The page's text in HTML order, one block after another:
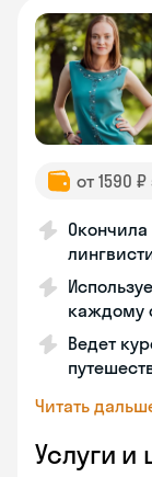
от 1590
каждому
Ведет
Читать
Услуги и